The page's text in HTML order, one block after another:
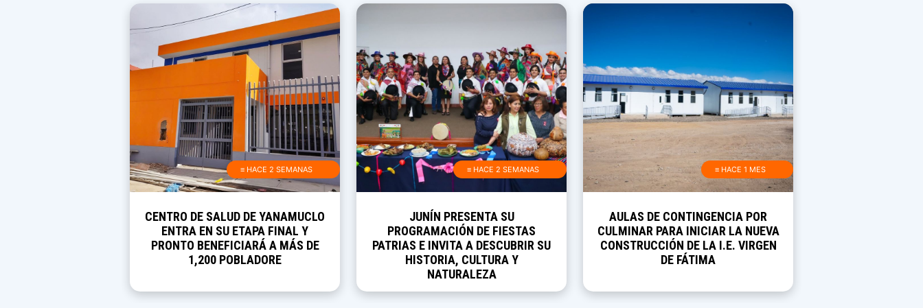
≡ HACE 2 SEMANAS
CENTRO DE SALUD DE YANAMUCLO
ENTRA EN SU ETAPA FINAL Y
PRONTO BENEFICIARÁ A MÁS DE
1,200 POBLADORE
≡ HACE 2 SEMANAS
JUNÍN PRESENTA SU
PROGRAMACIÓN DE FIESTAS
PATRIAS E INVITA A DESCUBRIR SU
HISTORIA, CULTURA Y
NATURALEZA
≡ HACE 1 MES
AULAS DE CONTINGENCIA POR
CULMINAR PARA INICIAR LA NUEVA
CONSTRUCCIÓN DE LA I.E. VIRGEN
DE FÁTIMA